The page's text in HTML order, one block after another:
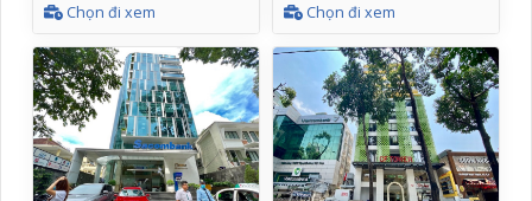
Chọn đi xem Chọn đi xem